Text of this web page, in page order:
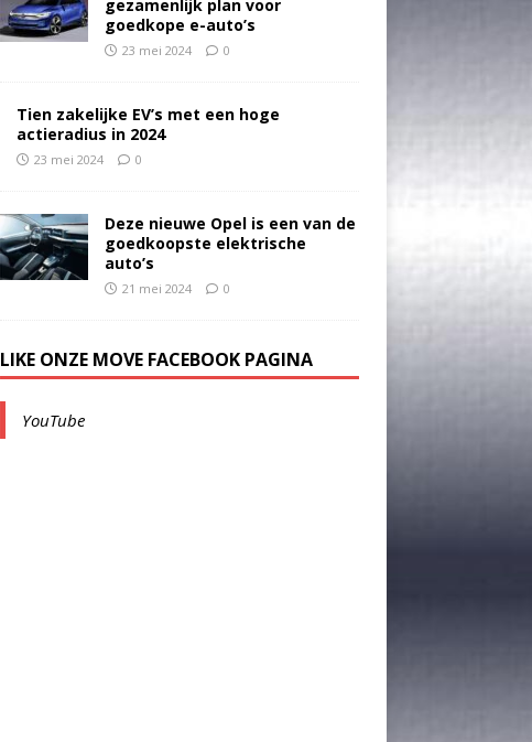
gezamenlijk plan voor
goedkope e-auto’s
23 mei 2024 0
Tien zakelijke EV’s met een hoge
actieradius in 2024
23 mei 2024 0
Deze nieuwe Opel is een van de
goedkoopste elektrische
auto’s
21 mei 2024 0
LIKE ONZE MOVE FACEBOOK PAGINA
YouTube